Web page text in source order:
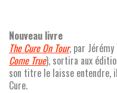
Nouveau livre
The Cure On Tour, par
Come True), sortira aux
son titre le laisse entendre,
Cure.